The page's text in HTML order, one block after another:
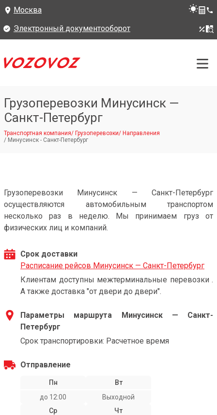
Москва
Электронный документооборот
Грузоперевозки Минусинск —
Санкт-Петербург
Транспортная компания/ Грузоперевозки/ Направления
/ Минусинск - Санкт-Петербург
Грузоперевозки Минусинск — Санкт-Петербург
осуществляются автомобильным транспортом
несколько раз в неделю. Мы принимаем груз от
физических лиц и компаний.
Срок доставки
Расписание рейсов Минусинск — Санкт-Петербург
Клиентам доступны межтерминальные перевозки .
А также доставка "от двери до двери".
Параметры маршрута Минусинск — Санкт-
Петербург
Срок транспортировки: Расчетное время
Отправление
Пн
до 12:00
Вт
Выходной
Ср
Чт